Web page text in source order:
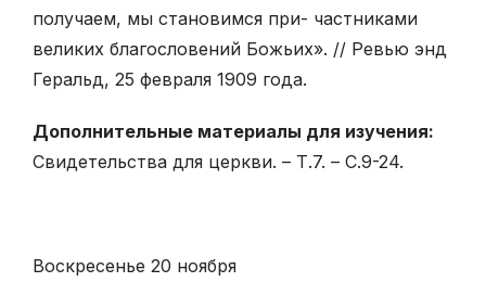
получаем, мы становимся при- частниками
великих благословений Божьих». // Ревью энд
Геральд, 25 февраля 1909 года.
Дополнительные материалы для изучения:
Свидетельства для церкви. – Т.7. – С.9-24.
Воскресенье 20 ноября